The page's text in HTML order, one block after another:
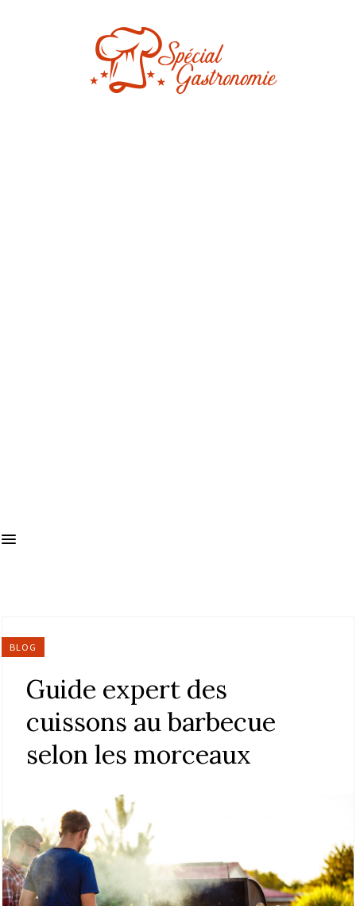
BLOG
Guide expert des
cuissons au barbecue
selon les morceaux